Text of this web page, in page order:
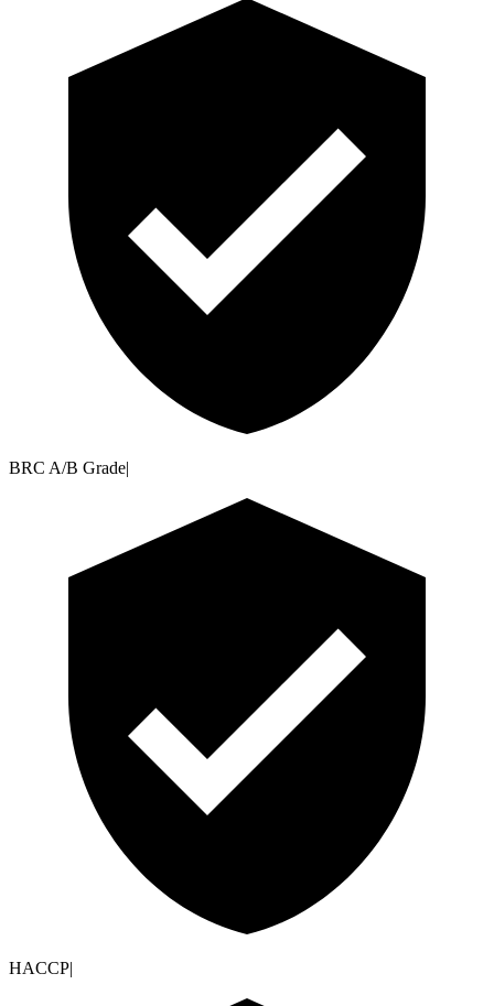
BRC A/B Grade|
HACCP|